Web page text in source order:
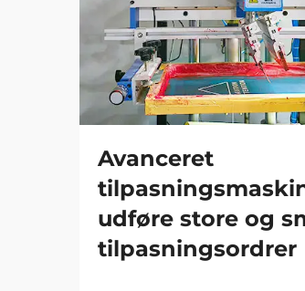
Avanceret
udføre store og
tilpasningsordrer